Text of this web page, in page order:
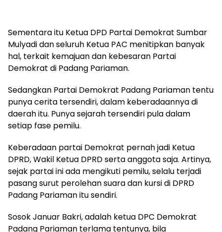
Sementara itu Ketua DPD Partai Demokrat Sumbar
Mulyadi dan seluruh Ketua PAC menitipkan banyak
hal, terkait kemajuan dan kebesaran Partai
Demokrat di Padang Pariaman.
Sedangkan Partai Demokrat Padang Pariaman tentu
punya cerita tersendiri, dalam keberadaannya di
daerah itu. Punya sejarah tersendiri pula dalam
setiap fase pemilu.
Keberadaan partai Demokrat pernah jadi Ketua
DPRD, Wakil Ketua DPRD serta anggota saja. Artinya,
sejak partai ini ada mengikuti pemilu, selalu terjadi
pasang surut perolehan suara dan kursi di DPRD
Padang Pariaman itu sendiri.
Sosok Januar Bakri, adalah ketua DPC Demokrat
Padang Pariaman terlama tentunya, bila